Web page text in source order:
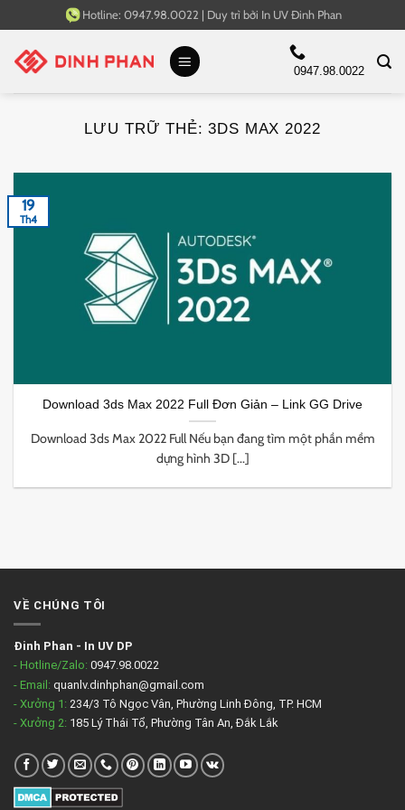
qua
nội
Hotline: 0947.98.0022 | Duy trì bởi In UV Đinh Phan
0947.98.0022
LƯU TRỮ THẺ:3DS MAX 2022
Download 3ds Max 2022 Full Đơn Giản – Link GG Drive
Download 3ds Max 2022 Full Nếu bạn đang tìm một phần mềm
dựng hình 3D [...]
19
Th4
VỀ CHÚNG TÔI
Đinh Phan - In UV DP
- Hotline/Zalo: 0947.98.0022
- Email: quanlv.dinhphan@gmail.com
- Xưởng 1: 234/3 Tô Ngọc Vân, Phường Linh Đông, TP. HCM
- Xưởng 2: 185 Lý Thái Tổ, Phường Tân An, Đắk Lắk